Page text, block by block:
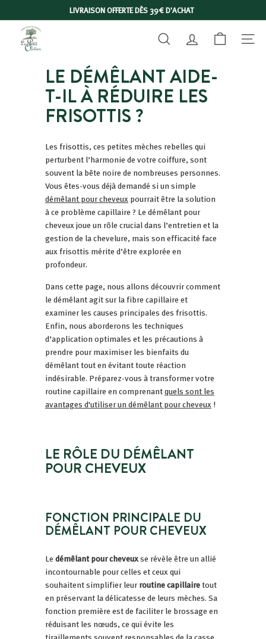
au
contenu
Diaporama
LIVRAISON OFFERTE DÈS 39€ D'ACHAT
RECHERCHERCOMPTE
LE DÉMÊLANT AIDE-
T-IL À RÉDUIRE LES
FRISOTTIS ?
Les frisottis, ces petites mèches rebelles qui
perturbent l’harmonie de votre coiffure, sont
souvent la bête noire de nombreuses personnes.
Vous êtes-vous déjà demandé si un simple
démêlant pour cheveuxpourrait être la solution
à ce problème capillaire ? Le démêlant pour
cheveux joue un rôle crucial dans l’entretien et la
gestion de la chevelure, mais son efficacité face
aux frisottis mérite d’être explorée en
profondeur.
Dans cette page, nous allons découvrir comment
le démêlant agit sur la fibre capillaire et
examiner les causes principales des frisottis.
Enfin, nous aborderons les techniques
d’application optimales et les précautions à
prendre pour maximiser les bienfaits du
démêlant tout en évitant toute réaction
indésirable. Préparez-vous à transformer votre
routine capillaire en comprenantquels sont les
avantages d'utiliser un démêlant pour cheveux!
LE RÔLE DU DÉMÊLANT
POUR CHEVEUX
FONCTION PRINCIPALE DU
DÉMÊLANT POUR CHEVEUX
Ledémêlant pour cheveuxse révèle être un allié
incontournable pour celles et ceux qui
souhaitent simplifier leurroutine capillairetout
en préservant la délicatesse de leurs mèches. Sa
fonction première est de faciliter le brossage en
réduisant les nœuds, ce qui évite les